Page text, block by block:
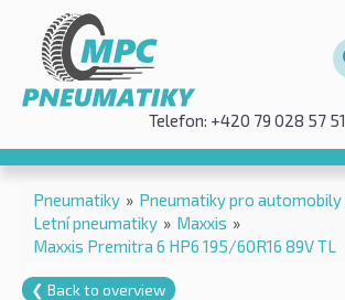
Telefon: +420 79 028 57 51
Pneumatiky » Pneumatiky pro automobily
Letní pneumatiky » Maxxis »
Maxxis Premitra 6 HP6 195/60R16 89V TL
❮ Back to overview